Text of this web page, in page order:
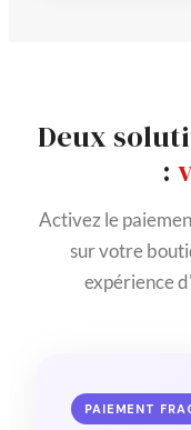
Deux
:
Activez le
sur votre
expérience
PAIEMENT